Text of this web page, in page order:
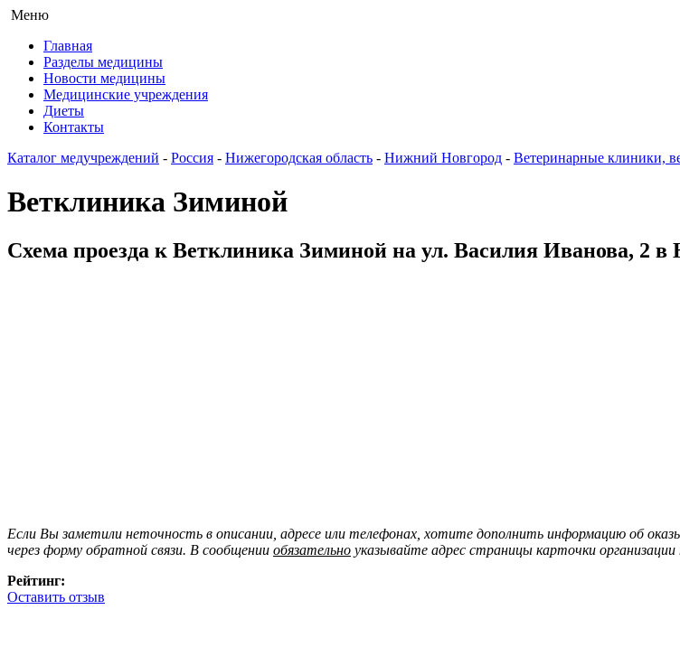
Меню
Главная
Разделы медицины
Новости медицины
Медицинские учреждения
Диеты
Контакты
Каталог медучреждений - Россия - Нижегородская область - Нижний Новгород - Ветеринарные клиники,
Ветклиника Зиминой
Схема проезда к Ветклиника Зиминой на ул. Василия Иванова, 2 в
Если Вы заметили неточность в описании, адресе или телефонах, хотите дополнить информацию об
через форму обратной связи. В сообщении обязательно указывайте адрес страницы карточки
Рейтинг:
Оставить отзыв